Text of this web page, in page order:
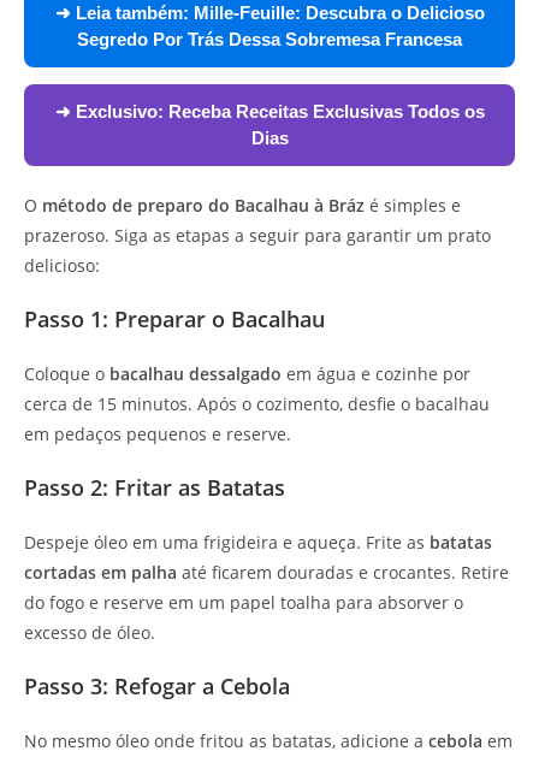
➜ Leia também: Mille-Feuille: Descubra o Delicioso
Segredo Por Trás Dessa Sobremesa Francesa
➜ Exclusivo: Receba Receitas Exclusivas Todos os
Dias
O método de preparo do Bacalhau à Bráz é simples e
prazeroso. Siga as etapas a seguir para garantir um prato
delicioso:
Passo 1: Preparar o Bacalhau
Coloque o bacalhau dessalgado em água e cozinhe por
cerca de 15 minutos. Após o cozimento, desfie o bacalhau
em pedaços pequenos e reserve.
Passo 2: Fritar as Batatas
Despeje óleo em uma frigideira e aqueça. Frite as batatas
cortadas em palha até ficarem douradas e crocantes. Retire
do fogo e reserve em um papel toalha para absorver o
excesso de óleo.
Passo 3: Refogar a Cebola
No mesmo óleo onde fritou as batatas, adicione a cebola em